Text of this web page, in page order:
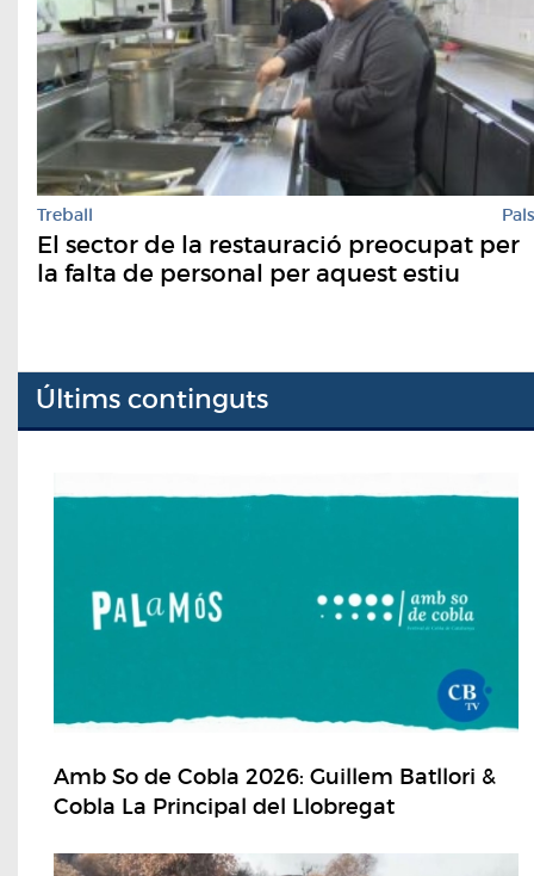
Treball Pals
El sector de la restauració preocupat per
la falta de personal per aquest estiu
Últims continguts
Amb So de Cobla 2026: Guillem Batllori &
Cobla La Principal del Llobregat